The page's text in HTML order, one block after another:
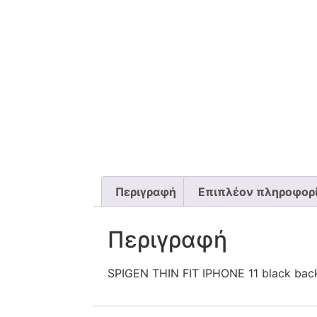
Περιγραφή Επιπλέον
Περιγραφή
SPIGEN THIN FIT IPHONE 11 black